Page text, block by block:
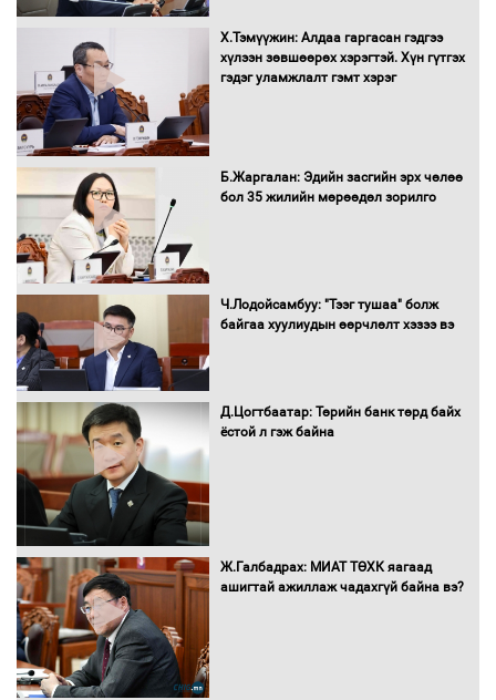
чиглэлийн төмөр замыг ашиглалтад
оруулахаар бэлтгэж байна
асаалаа
салбарын бодлого, хууль тогтоомжид
тусган бодит шийдэлд хүргэхийн
Засгийн газраас хөнгөлөлттэй зээлээр
хэлэлцүүлэг боллоо
Х.Тэмүүжин: Алдаа гаргасан гэдгээ
хүлээн зөвшөөрөх хэрэгтэй. Хүн гүтгэх
гэдэг уламжлалт гэмт хэрэг
Б.Жаргалан: Эдийн засгийн эрх чөлөө
бол 35 жилийн мөрөөдөл зорилго
Ч.Лодойсамбуу: "Тээг тушаа" болж
байгаа хуулиудын өөрчлөлт хэзээ вэ
Д.Цогтбаатар: Төрийн банк төрд байх
ёстой л гэж байна
Ж.Галбадрах: МИАТ ТӨХК яагаад
ашигтай ажиллаж чадахгүй байна вэ?